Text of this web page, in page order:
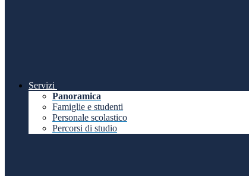
Servizi
Panoramica
Famiglie e studenti
Personale scolastico
Percorsi di studio